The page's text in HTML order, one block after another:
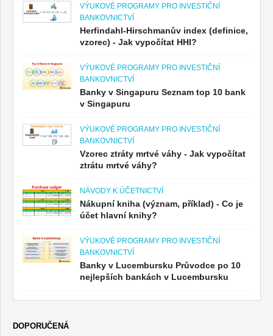
VÝUKOVÉ PROGRAMY PRO INVESTIČNÍ
BANKOVNICTVÍ
Herfindahl-Hirschmanův index (definice,
vzorec) - Jak vypočítat HHI?
VÝUKOVÉ PROGRAMY PRO INVESTIČNÍ
BANKOVNICTVÍ
Banky v Singapuru Seznam top 10 bank
v Singapuru
VÝUKOVÉ PROGRAMY PRO INVESTIČNÍ
BANKOVNICTVÍ
Vzorec ztráty mrtvé váhy - Jak vypočítat
ztrátu mrtvé váhy?
NÁVODY K ÚČETNICTVÍ
Nákupní kniha (význam, příklad) - Co je
účet hlavní knihy?
VÝUKOVÉ PROGRAMY PRO INVESTIČNÍ
BANKOVNICTVÍ
Banky v Lucembursku Průvodce po 10
nejlepších bankách v Lucembursku
DOPORUČENÁ